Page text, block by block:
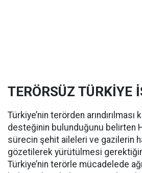
TERÖRSÜZ TÜRKİYE
Türkiye’nin terörden
desteğinin bulunduğunu belirten
sürecin şehit aileleri ve gazilerin
gözetilerek yürütülmesi
Türkiye’nin terörle mücadelede